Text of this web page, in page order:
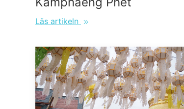
Läs artikeln